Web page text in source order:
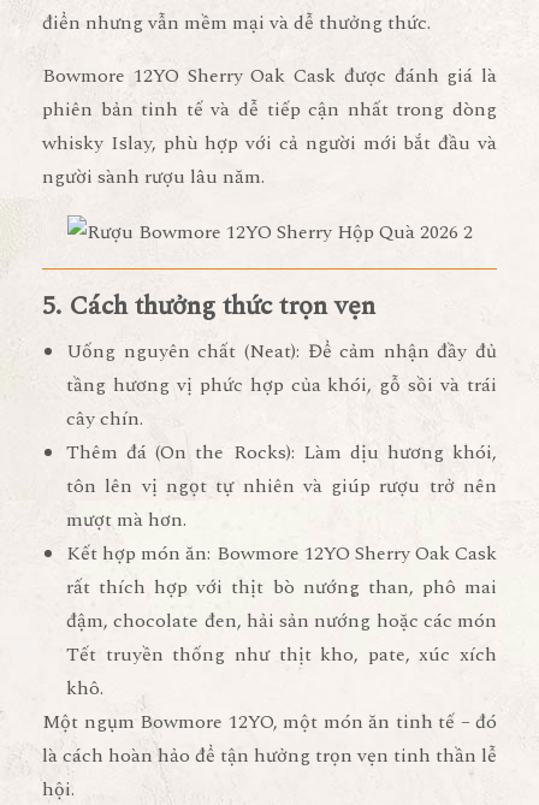
điển nhưng vẫn mềm mại và dễ thưởng thức.
Bowmore 12YO Sherry Oak Cask được đánh giá là
phiên bản tinh tế và dễ tiếp cận nhấttrong dòng
whisky Islay, phù hợp với cả người mới bắt đầu và
người sành rượu lâu năm.
5. Cách thưởng thức trọn vẹn
Uống nguyên chất (Neat): Để cảm nhận đầy đủ
tầng hương vị phức hợp của khói, gỗ sồi và trái
cây chín.
Thêm đá (On the Rocks): Làm dịu hương khói,
tôn lên vị ngọt tự nhiên và giúp rượu trở nên
mượt mà hơn.
Kết hợp món ăn: Bowmore 12YO Sherry Oak Cask
rất thích hợp với thịt bò nướng than, phô mai
đậm, chocolate đen, hải sản nướng hoặc các món
Tết truyền thống như thịt kho, pate, xúc xích
khô.
Một ngụm Bowmore 12YO, một món ăn tinh tế – đó
là cách hoàn hảo để tận hưởng trọn vẹn tinh thần lễ
hội.